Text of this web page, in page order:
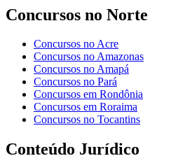
Concursos no Norte
Concursos no Acre
Concursos no Amazonas
Concursos no Amapá
Concursos no Pará
Concursos em Rondônia
Concursos em Roraima
Concursos no Tocantins
Conteúdo Jurídico